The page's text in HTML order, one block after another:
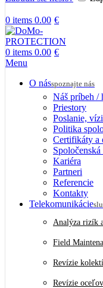
0 items 0.00 €
0 items 0.00 €
Menu
O násspoznajte nás
Náš príbeh /
Priestory
Poslanie,
Politika
Certifikáty a
Kariéra
Partneri
Referencie
Kontakty
Telekomunikácie
Analýza rizík
Field
Revízie
Revízie